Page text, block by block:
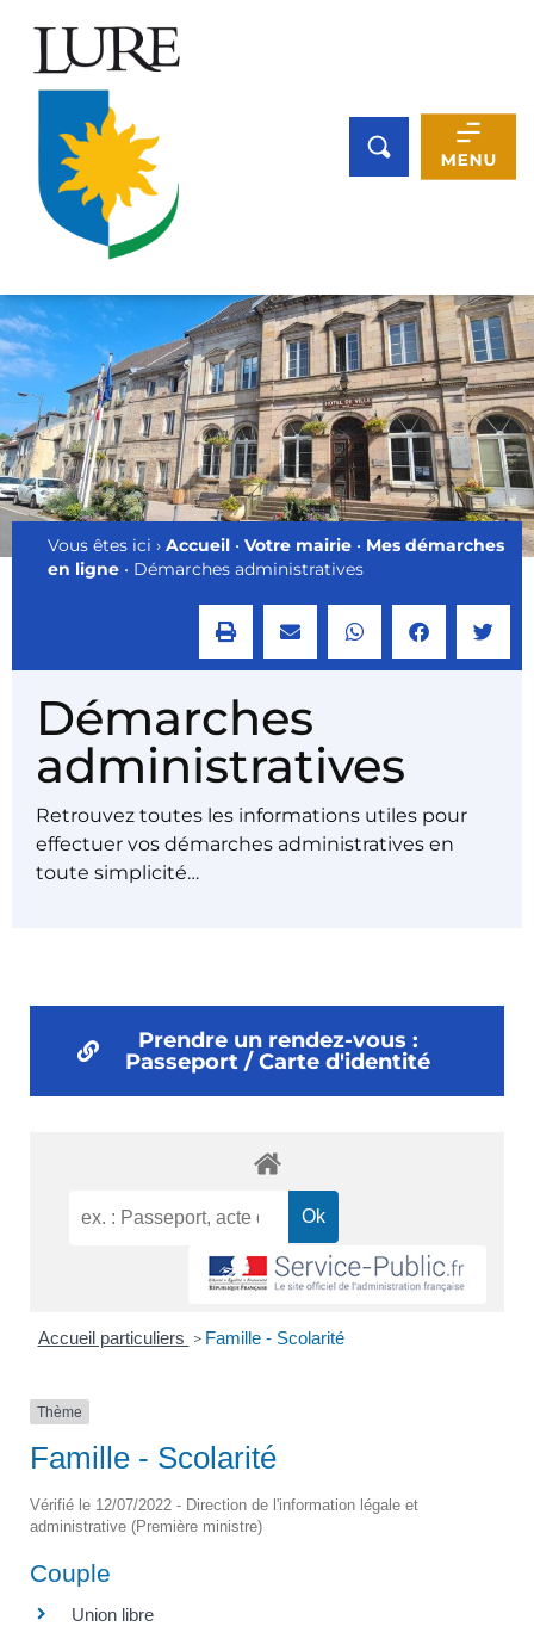
Vous êtes ici › Accueil • Votre mairie • Mes démarches
en ligne • Démarches administratives
Démarches
administratives
Retrouvez toutes les informations utiles pour
effectuer vos démarches administratives en
toute simplicité…
Prendre un rendez-vous :
Passeport / Carte d'identité
Accueil particuliers > Famille - Scolarité
Thème
Famille - Scolarité
Vérifié le 12/07/2022 - Direction de l'information légale et
administrative (Première ministre)
Couple
Union libre